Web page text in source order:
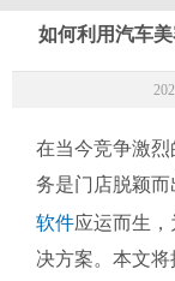
如何利用汽车
在当今竞争激
务是门店脱颖而
软件应运而生
决方案。本文